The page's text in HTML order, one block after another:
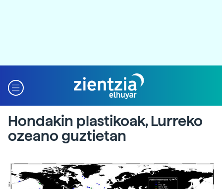
Hondakin plastikoak, Lurreko
ozeano guztietan